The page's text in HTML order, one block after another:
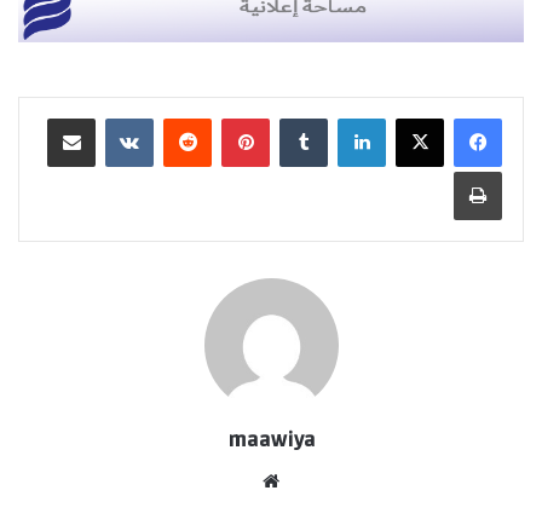
لينكدإن بينتيريست مشاركة عبر البريد
طباعة
maawiya